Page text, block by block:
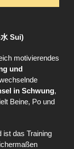
Sui)
motivierendes
und
in Schwung,
Beine, Po und
ist das Training